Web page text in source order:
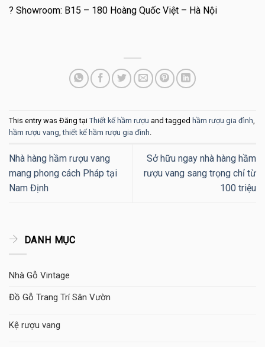
? Showroom: B15 – 180 Hoàng Quốc Việt – Hà Nội
This entry was Đăng tại Thiết kế hầm rượu and tagged hầm rượu gia đình
hầm rượu vang ,thiết kế hầm rượu gia đình
Nhà hàng hầm rượu vang
mang phong cách Pháp tại
Nam Định
Sở hữu ngay nhà hàng hầm
rượu vang sang trọng chỉ từ
100 triệu
DANH MỤC
Nhà Gỗ Vintage
Đồ Gỗ Trang Trí Sân Vườn
Kệ rượu vang